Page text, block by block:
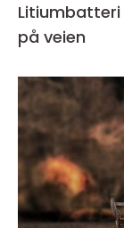
på veien